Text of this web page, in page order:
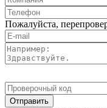
Пожалуйста,